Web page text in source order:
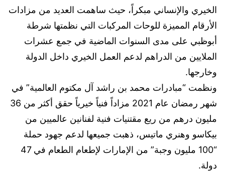
الخيري والإنساني مبكراً، حيث ساهمت العديد من مزادات
الأرقام المميزة للوحات المركبات التي نظمتها شرطة
أبوظبي على مدى السنوات الماضية في جمع عشرات
الملايين من الدراهم لدعم العمل الخيري داخل الدولة
وخارجها.
ونظمت “مبادرات محمد بن راشد آل مكتوم العالمية” في
شهر رمضان عام 2021 مزاداً فنياً خيرياً حقق أكثر من 36
مليون درهم من ريع مقتنيات فنية لفنانين عالميين من
بيكاسو وهنري ماتيس، ذهبت جميعها لدعم جهود حملة
“100 مليون وجبة” من الإمارات لإطعام الطعام في 47
دولة.